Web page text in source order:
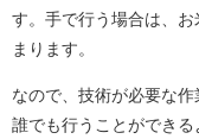
す。手で行う場合は、
まります。
なので、技術が必要な
誰でも行うことができる